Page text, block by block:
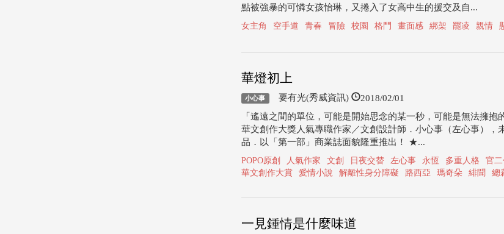
點被強暴的可憐女孩怡琳，又捲入了女高中生的援交及自...
女主角 空手道 青春 冒險 校園 格鬥 畫面感 綁架 罷凌 親情
華燈初上
小心事 要有光(秀威資訊) 2018/02/01
「遙遠之間的單位，可能是開始思念的某一秒，可能是無法擁抱
華文創作大獎人氣專職作家／文創設計師．小心事（左心事），
品．以「第一部」商業誌面貌隆重推出！ ★...
POPO原創 人氣作家 文創 日夜交替 左心事 永恆 多重人格 官
華文創作大賞
愛情小說 解離性身分障礙 路西亞 瑪奇朵 緋聞 總
一見鍾情是什麼味道